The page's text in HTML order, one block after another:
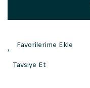
Tavsiye Et